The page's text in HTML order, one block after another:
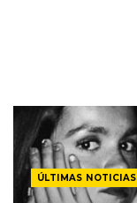
ÚLTIMAS NOTICIAS